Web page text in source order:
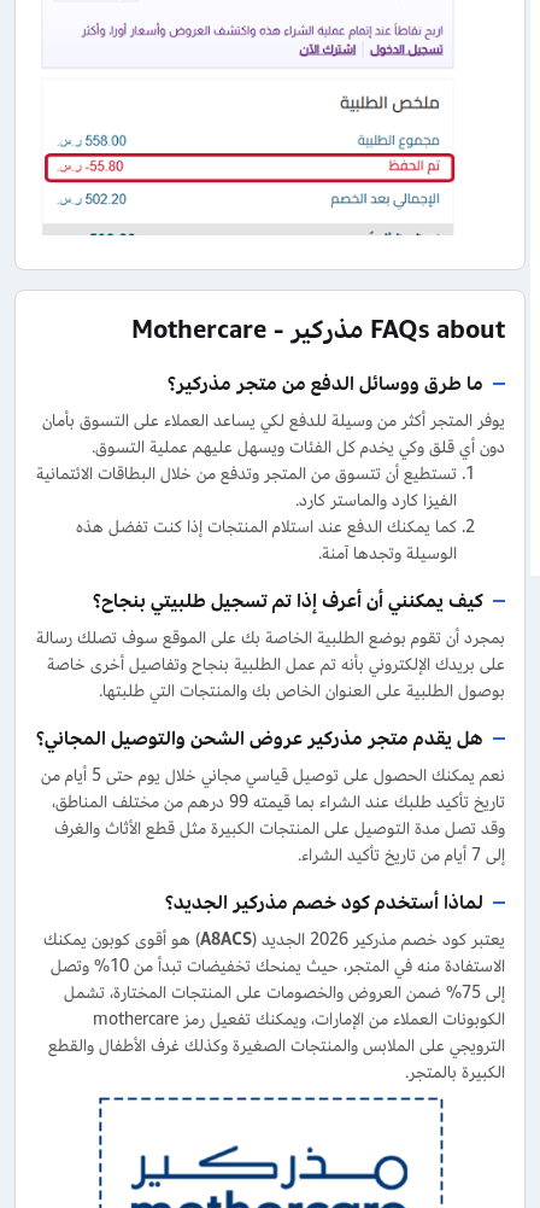
FAQs about مذركير - Mothercare
ما طرق ووسائل الدفع من متجر مذركير؟
يوفر المتجر أكثر من وسيلة للدفع لكي يساعد العملاء على التسوق بأمان
دون أي قلق وكي يخدم كل الفئات ويسهل عليهم عملية التسوق.
تستطيع أن تتسوق من المتجر وتدفع من خلال البطاقات الائتمانية
الفيزا كارد والماستر كارد.
كما يمكنك الدفع عند استلام المنتجات إذا كنت تفضل هذه
الوسيلة وتجدها آمنة.
كيف يمكنني أن أعرف إذا تم تسجيل طلبيتي بنجاح؟
بمجرد أن تقوم بوضع الطلبية الخاصة بك على الموقع سوف تصلك رسالة
على بريدك الإلكتروني بأنه تم عمل الطلبية بنجاح وتفاصيل أخرى خاصة
بوصول الطلبية على العنوان الخاص بك والمنتجات التي طلبتها.
هل يقدم متجر مذركير عروض الشحن والتوصيل المجاني؟
نعم يمكنك الحصول على توصيل قياسي مجاني خلال يوم حتى 5 أيام من
تاريخ تأكيد طلبك عند الشراء بما قيمته 99 درهم من مختلف المناطق،
وقد تصل مدة التوصيل على المنتجات الكبيرة مثل قطع الأثاث والغرف
إلى 7 أيام من تاريخ تأكيد الشراء.
لماذا أستخدم كود خصم مذركير الجديد؟
يعتبر كود خصم مذركير 2026 الجديد ( A8ACS) هو أقوى كوبون يمكنك
الاستفادة منه في المتجر، حيث يمنحك تخفيضات تبدأ من 10% وتصل
إلى 75% ضمن العروض والخصومات على المنتجات المختارة، تشمل
الترويجي على الملابس والمنتجات الصغيرة وكذلك غرف الأطفال والقطع
الكبيرة بالمتجر.